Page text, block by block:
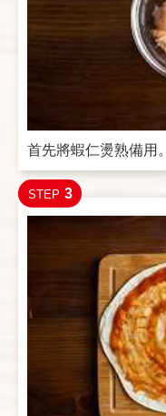
首先將蝦仁燙熟備用。
STEP 3